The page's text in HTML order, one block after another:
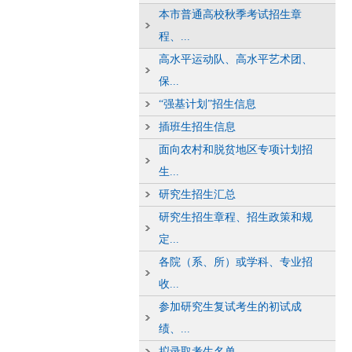
本市普通高校秋季考试招生章
程、...
高水平运动队、高水平艺术团、
保...
“强基计划”招生信息
插班生招生信息
面向农村和脱贫地区专项计划招
生...
研究生招生汇总
研究生招生章程、招生政策和规
定...
各院（系、所）或学科、专业招
收...
参加研究生复试考生的初试成
绩、...